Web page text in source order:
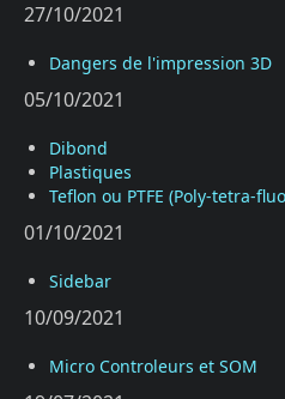
27/10/2021
Dangers de l'impression 3D
05/10/2021
Dibond
Plastiques
Teflon ou PTFE (Poly-tetra-
01/10/2021
Sidebar
10/09/2021
Micro Controleurs et SOM